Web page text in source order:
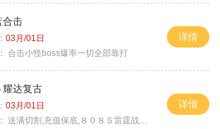
合击
03月/01日
合击小怪boss爆率一切全部靠打
详情
耀达复古
03月/01日
送满切割,充值保底,８０８５雷霆战神微变
详情